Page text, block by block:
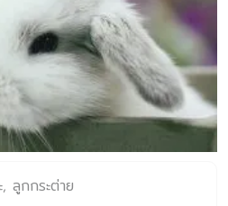
ลูกกระต่าย